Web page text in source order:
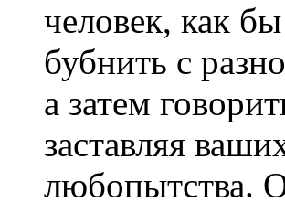
человек, как
бубнить с
а затем
заставляя
любопытства.